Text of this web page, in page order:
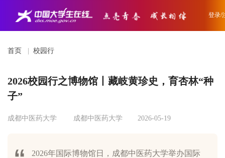
登录/
首页 校园行
2026校园行之博物馆丨藏岐黄珍史，育杏林“种
子”
成都中医药大学 成都中医药大学 2026-05-19
2026年国际博物馆日，成都中医药大学举办国际